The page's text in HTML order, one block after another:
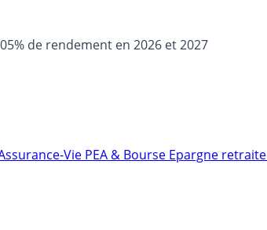
de rendement en 2026 et 2027
Vie PEA & Bourse Epargne retraite